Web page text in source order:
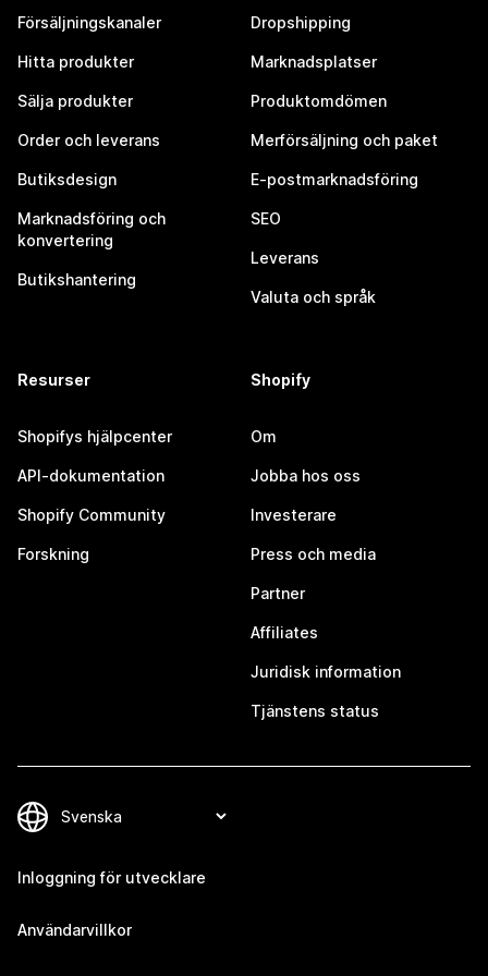
Försäljningskanaler
Hitta produkter
Sälja produkter
Order och leverans
Butiksdesign
Marknadsföring och
konvertering
Butikshantering
Dropshipping
Marknadsplatser
Produktomdömen
Merförsäljning och paket
E-postmarknadsföring
SEO
Leverans
Valuta och språk
Resurser
Shopifys hjälpcenter
API-dokumentation
Shopify Community
Forskning
Shopify
Om
Jobba hos oss
Investerare
Press och media
Partner
Affiliates
Juridisk information
Tjänstens status
Inloggning för utvecklare
Användarvillkor